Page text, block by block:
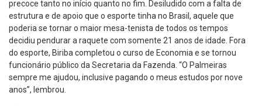
precoce tanto no início quanto no fim. Desiludido com a falta de
estrutura e de apoio que o esporte tinha no Brasil, aquele que
poderia se tornar o maior mesa-tenista de todos os tempos
decidiu pendurar a raquete com somente 21 anos de idade. Fora
do esporte, Biriba completou o curso de Economia e se tornou
funcionário público da Secretaria da Fazenda. “O Palmeiras
sempre me ajudou, inclusive pagando o meus estudos por nove
anos”, lembrou.